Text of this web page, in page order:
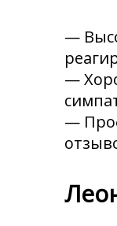
—
—
—